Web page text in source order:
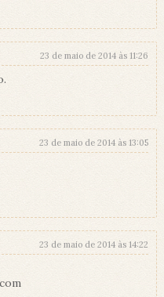
23 de maio de 2014 às 11:26
23 de maio de 2014 às 13:05
23 de maio de 2014 às 14:22